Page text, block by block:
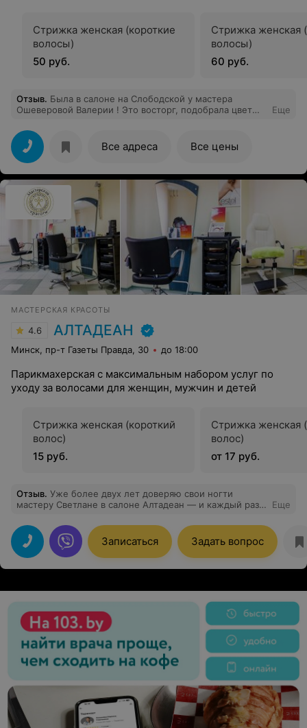
Стрижка женская (короткие
волосы)
50 руб.
Стрижка женская
волосы)
60 руб.
Отзыв. Была в салоне на Слободской у мастера
Ошеверовой Валерии ! Это восторг, подобрала цвет
нежные, всё сделала очень аккуратно ) Администратор
очень приветливая , сделали вкусный кофе Хочу
отметить , что в салоне очень уютно , приятно там
находится, было ощущение , будто я там уже не
первый раз
Еще
Все адреса Все цены
МАСТЕРСКАЯ КРАСОТЫ
4.6 АЛТАДЕАН
Минск, пр-т Газеты Правда, 30 до 18:00
Парикмахерская с максимальным набором услуг по
уходу за волосами для женщин, мужчин и детей
Стрижка женская (короткий
волос)
15 руб.
Стрижка женская
волос)
от 17 руб.
Отзыв. Уже более двух лет доверяю свои ногти
мастеру Светлане в салоне Алтадеан — и каждый раз
стойко и невероятно красиво ✨ Светлана —
настоящий профессионал, с золотыми руками и
вниманием к деталям Рекомендую от всей души! На
этот раз выбрала долговременное покрытие, и
результат превзошёл ожидания: аккуратно, стойко и
профессионал, с золотыми руками и вниманием к
деталям Рекомендую от всей души!
Еще
Записаться Задать вопрос